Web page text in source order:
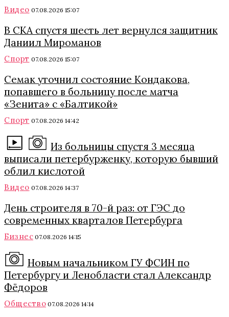
Видео 07.08.2026 15:07
В СКА спустя шесть лет вернулся защитник
Даниил Мироманов
Спорт 07.08.2026 15:07
Семак уточнил состояние Кондакова,
попавшего в больницу после матча
«Зенита» с «Балтикой»
Спорт 07.08.2026 14:42
Из больницы спустя 3 месяца
выписали петербурженку, которую бывший
облил кислотой
Видео 07.08.2026 14:37
День строителя в 70-й раз: от ГЭС до
современных кварталов Петербурга
Бизнес 07.08.2026 14:15
Новым начальником ГУ ФСИН по
Петербургу и Ленобласти стал Александр
Фёдоров
Общество 07.08.2026 14:14